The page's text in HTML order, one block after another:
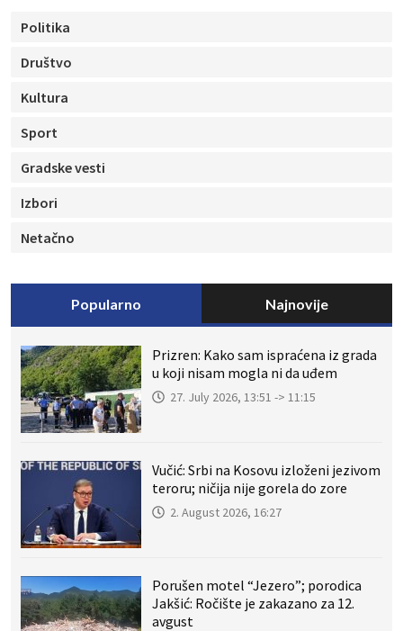
Politika
Društvo
Kultura
Sport
Gradske vesti
Izbori
Netačno
Popularno Najnovije
Prizren: Kako sam ispraćena iz grada
u koji nisam mogla ni da uđem
27. July 2026, 13:51 -> 11:15
Vučić: Srbi na Kosovu izloženi jezivom
teroru; ničija nije gorela do zore
2. August 2026, 16:27
Porušen motel “Jezero”; porodica
Jakšić: Ročište je zakazano za 12.
avgust